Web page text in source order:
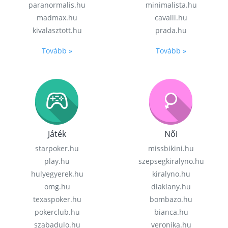
paranormalis.hu
madmax.hu
kivalasztott.hu
Tovább »
minimalista.hu
cavalli.hu
prada.hu
Tovább »
Játék
starpoker.hu
play.hu
hulyegyerek.hu
omg.hu
texaspoker.hu
pokerclub.hu
szabadulo.hu
Női
missbikini.hu
szepsegkiralyno.hu
kiralyno.hu
diaklany.hu
bombazo.hu
bianca.hu
veronika.hu